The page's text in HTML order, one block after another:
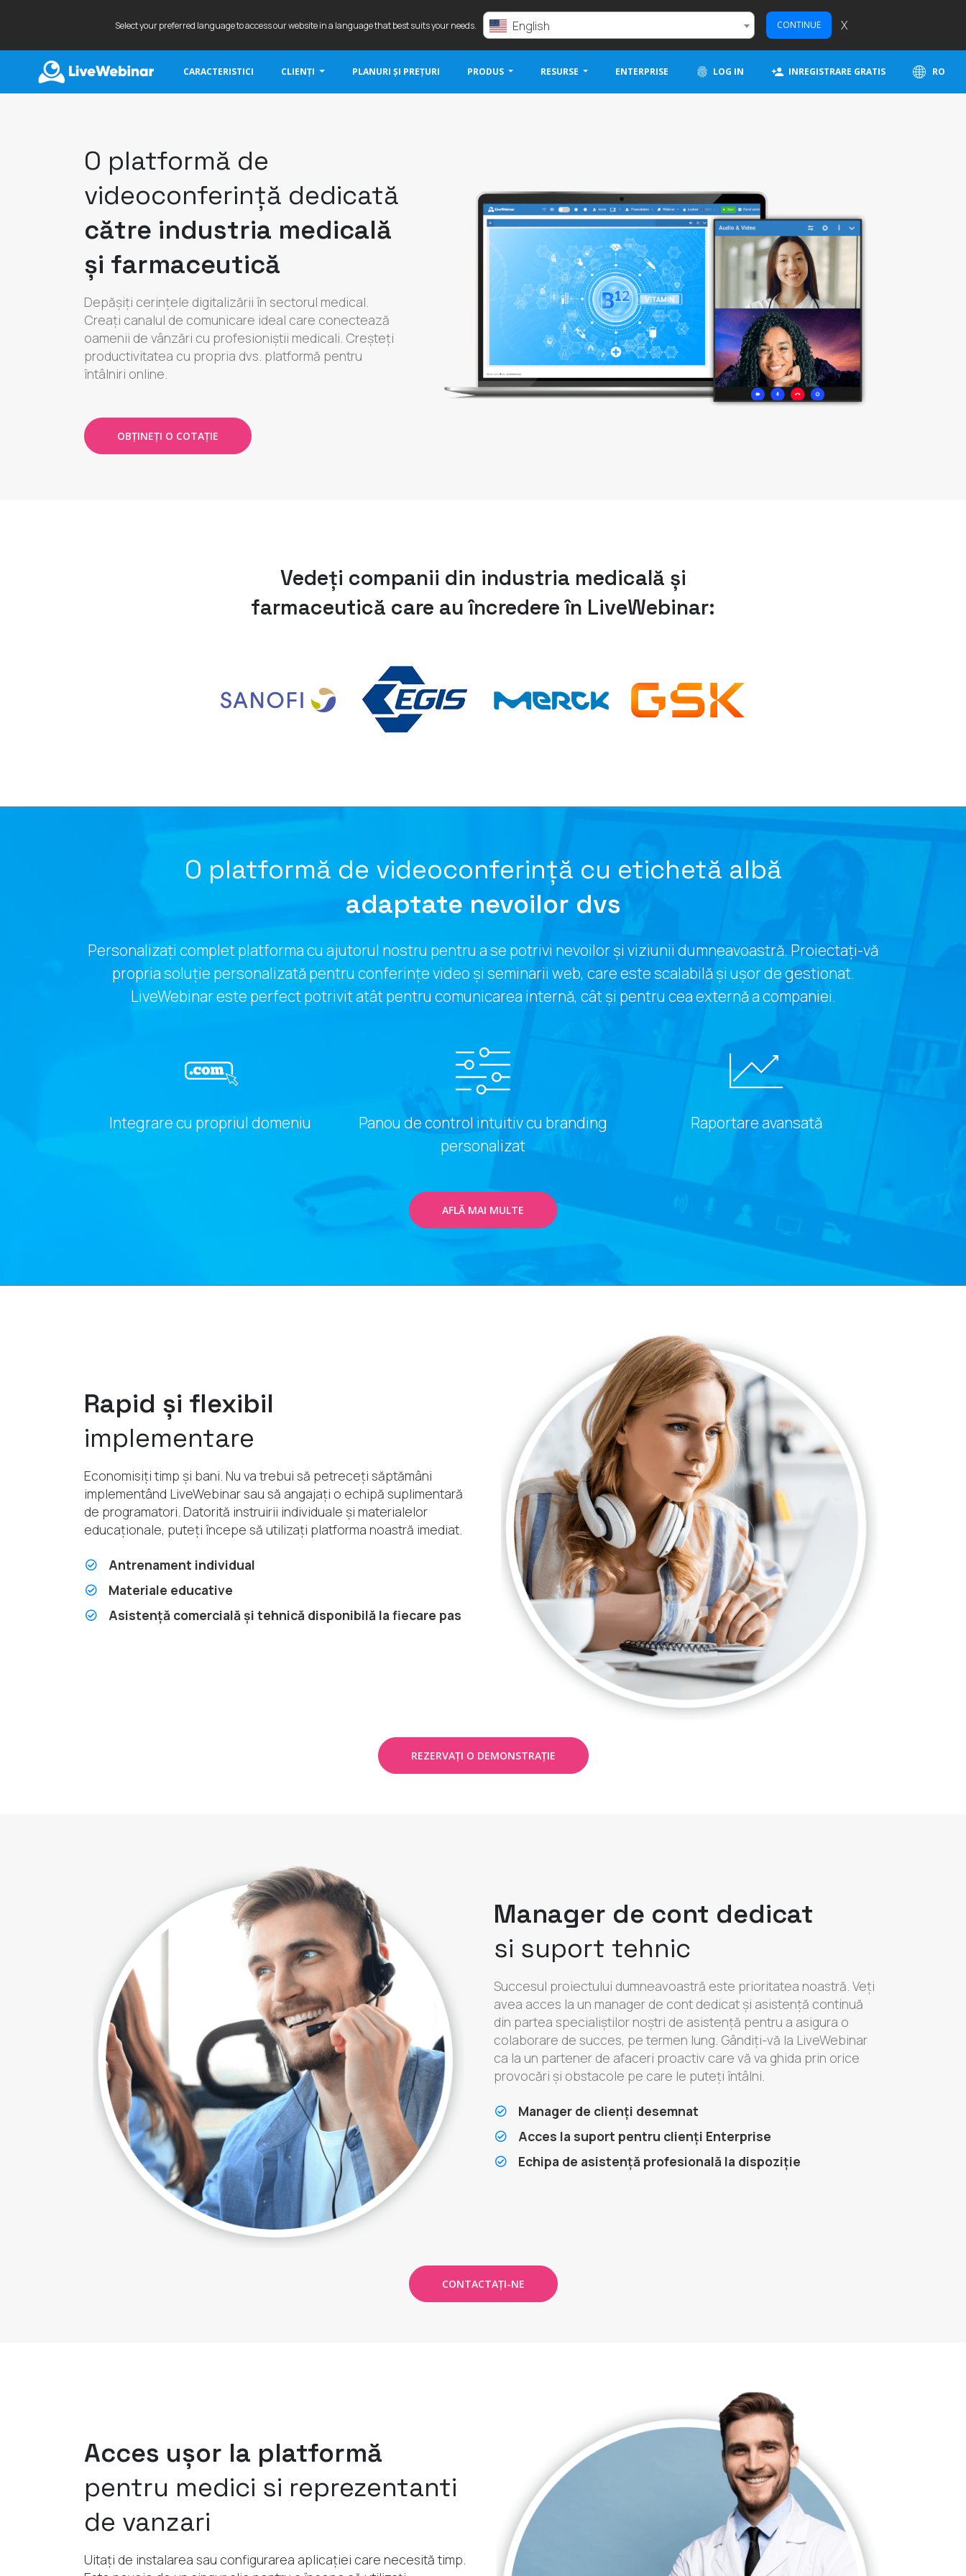
Select your preferred language to access our website in a language that best suits your needs. English CONTINUE X
CARACTERISTICI CLIENȚI PLANURI ȘI PREȚURI PRODUS RESURSE ENTERPRISE LOG IN INREGISTRARE GRATIS RO
O platformă de
videoconferință dedicată
către industria medicală
și farmaceutică
Depășiți cerințele digitalizării în sectorul medical.
Creați canalul de comunicare ideal care conectează
oamenii de vânzări cu profesioniștii medicali. Creșteți
productivitatea cu propria dvs. platformă pentru
întâlniri online.
OBȚINEȚI O COTAȚIE
Vedeți companii din industria medicală și
farmaceutică care au încredere în LiveWebinar:
O platformă de videoconferință cu etichetă albă
adaptate nevoilor dvs
Personalizați complet platforma cu ajutorul nostru pentru a se potrivi nevoilor și viziunii dumneavoastră. Proiectați-vă
propria soluție personalizată pentru conferințe video și seminarii web, care este scalabilă și ușor de gestionat.
LiveWebinar este perfect potrivit atât pentru comunicarea internă, cât și pentru cea externă a companiei.
Integrare cu propriul domeniu
Panou de control intuitiv cu branding
personalizat
Raportare avansată
AFLĂ MAI MULTE
Rapid și flexibil
implementare
Economisiți timp și bani. Nu va trebui să petreceți săptămâni
implementând LiveWebinar sau să angajați o echipă suplimentară
de programatori. Datorită instruirii individuale și materialelor
educaționale, puteți începe să utilizați platforma noastră imediat.
Antrenament individual
Materiale educative
Asistență comercială și tehnică disponibilă la fiecare pas
REZERVAȚI O DEMONSTRAȚIE
Manager de cont dedicat
si suport tehnic
Succesul proiectului dumneavoastră este prioritatea noastră. Veți
avea acces la un manager de cont dedicat și asistență continuă
din partea specialiștilor noștri de asistență pentru a asigura o
colaborare de succes, pe termen lung. Gândiți-vă la LiveWebinar
ca la un partener de afaceri proactiv care vă va ghida prin orice
provocări și obstacole pe care le puteți întâlni.
Manager de clienți desemnat
Acces la suport pentru clienți Enterprise
Echipa de asistență profesională la dispoziție
CONTACTAŢI-NE
Acces ușor la platformă
pentru medici si reprezentanti
de vanzari
Uitați de instalarea sau configurarea aplicației care necesită timp.